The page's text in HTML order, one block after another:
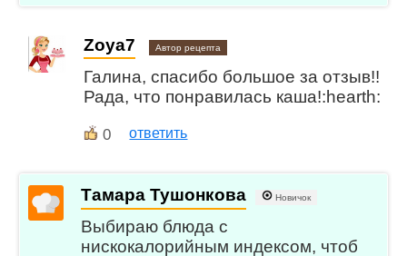
Zoya7 Автор рецепта
Галина, спасибо большое за отзыв!!
Рада, что понравилась каша!:hearth:
0 ответить
Тамара Тушонкова Новичок
Выбираю блюда с
нискокалорийным индексом, чтоб